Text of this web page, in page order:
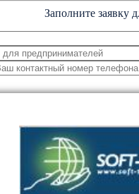
Заполните заявку